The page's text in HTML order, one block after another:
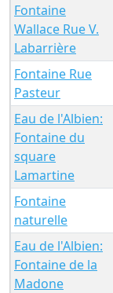
Fontaine
Wallace Rue V.
Labarrière
Fontaine Rue
Pasteur
Eau de l'Albien:
Fontaine du
square
Lamartine
Fontaine
naturelle
Eau de l'Albien:
Fontaine de la
Madone